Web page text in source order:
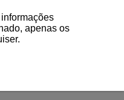
apenas os